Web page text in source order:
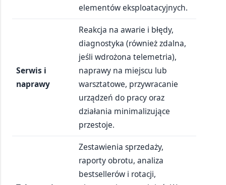
elementów eksploatacyjnych.
Serwis i
naprawy
Reakcja na awarie i błędy,
diagnostyka (również zdalna,
jeśli wdrożona telemetria),
naprawy na miejscu lub
warsztatowe, przywracanie
urządzeń do pracy oraz
działania minimalizujące
przestoje.
Zestawienia sprzedaży,
raporty obrotu, analiza
bestsellerów i rotacji,